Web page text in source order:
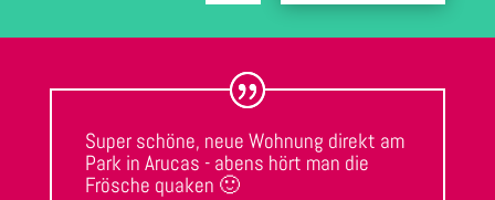
Super schöne, neue Wohnung direkt am
Park in Arucas - abens hört man die
Frösche quaken 🙂